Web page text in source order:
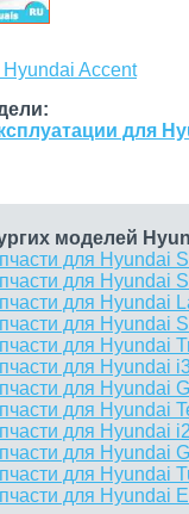
Hyundai Accent
для
моделей
для Hyundai
для Hyundai
для Hyundai
для Hyundai
для Hyundai
для Hyundai
для Hyundai
для Hyundai
для Hyundai
для Hyundai
для Hyundai
для Hyundai